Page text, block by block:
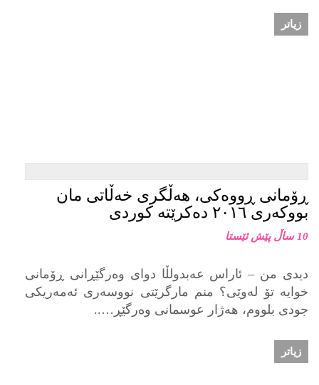
زیاتر
ڕۆمانی ڕووەکی، هەڵگری خەڵاتی مان
بووکەری ٢٠١٦ دەکرێتە کوردی
10 ساڵ پێش ئێستا
دیدی من – ئاراس عەبدولڵا دوای وەرگێڕانی ڕۆمانی
خوایە تۆ لەوێی؟ منم مارگرێتی نووسەری ئەمەریکی
جودی بلووم، هەژار عوسمانی وەرگێڕ…..
زیاتر